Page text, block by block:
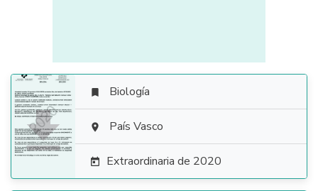

 Biología
 País Vasco
 Extraordinaria de 2020